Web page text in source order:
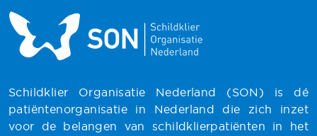
Schildklier Organisatie Nederland (SON) is dé
patiëntenorganisatie in Nederland die zich inzet
voor de belangen van schildklierpatiënten in het